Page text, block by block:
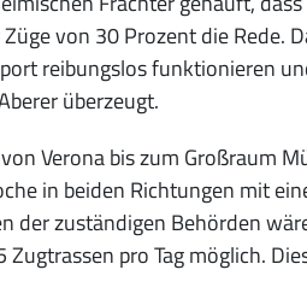
von 30 Prozent die Rede.
reibungslos funktionieren
überzeugt.
Verona bis zum Großraum
in beiden Richtungen mit
der zuständigen Behörden
pro Tag möglich.